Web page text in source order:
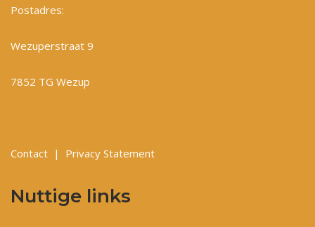
Postadres:
Wezuperstraat 9
7852 TG Wezup
Contact | Privacy Statement
Nuttige links